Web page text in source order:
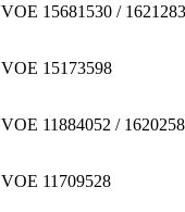
VOE 15681530 /
VOE 15173598
VOE 11884052 /
VOE 11709528